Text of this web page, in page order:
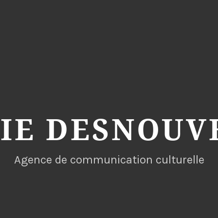
Agence de communication culturelle